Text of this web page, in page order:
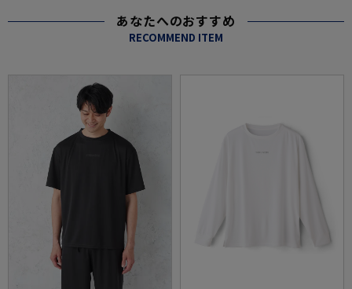
あなたへのおすすめ
RECOMMEND ITEM